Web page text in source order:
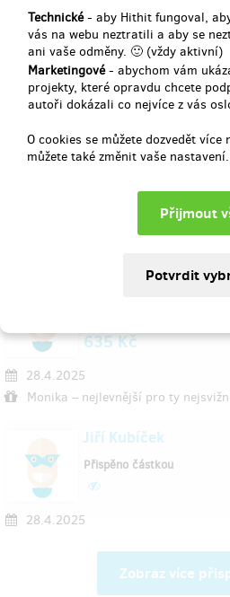
Technické- aby Hithit fungoval,
vás na webu neztratili a aby se
ani vaše odměny. 🙂 (vždy aktivní)
Marketingové- abychom vám
projekty, které opravdu chcete
autoři dokázali co nejvíce z vás
O cookies se můžete dozvedět více
můžete také změnit vaše nastavení.
29.4.2025
Martin Adam
29.4.2025
Přispěno částkou
Přispěno částkou
28.4.2025
Monika – nejlevnější pro ty
635 Kč
Jiří Kubíček
28.4.2025
Přispěno částkou
Zobraz více